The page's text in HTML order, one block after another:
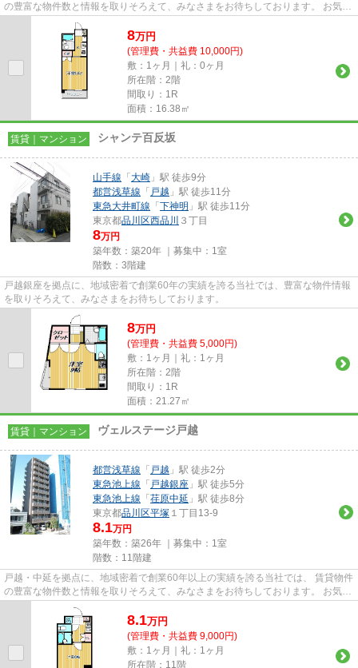
の豊富な物件数と情報を取りそろえて、みなさまをお待ちしております。 お気軽
にお問い合わせください。 ...
8万円
(管理費・共益費 10,000円)
敷：1ヶ月｜礼：0ヶ月
所在階：2階
間取り：1R
面積：16.38㎡
賃貸｜マンション シャンテ百反坂
山手線 「 大崎 」駅 徒歩9分
都営浅草線 「 戸越 」駅 徒歩11分
東急大井町線 「 下神明 」駅 徒歩11分
東京都品川区西品川 ３丁目
8万円
築年数：築20年 ｜募集中： 1室
階数：3階建
戸越銀座を拠点に、地域密着で創業60年の実績を誇る当社では、豊富な物件情報
を取りそろえて、みなさまをお待ちしております。
8万円
(管理費・共益費 5,000円)
敷：1ヶ月｜礼：1ヶ月
所在階：2階
間取り：1R
面積：21.27㎡
賃貸｜マンション ヴェルステージ戸越
都営浅草線 「 戸越 」駅 徒歩2分
東急池上線 「 戸越銀座 」駅 徒歩5分
東急池上線 「 荏原中延 」駅 徒歩8分
東京都品川区平塚 １丁目13-9
8.1万円
築年数：築26年 ｜募集中： 1室
階数：11階建
戸越・中延を拠点に、地域密着で創業60年以上の実績を誇る当社では、 賃貸物件
の豊富な物件数と情報を取りそろえて、みなさまをお待ちしております。 お気軽
にお問い合わせください。 ...
8.1万円
(管理費・共益費 9,000円)
敷：1ヶ月｜礼：1ヶ月
所在階：11階